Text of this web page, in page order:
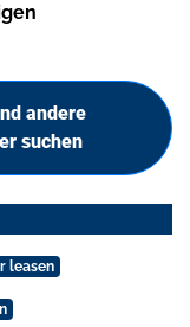
andere
suchen
leasen